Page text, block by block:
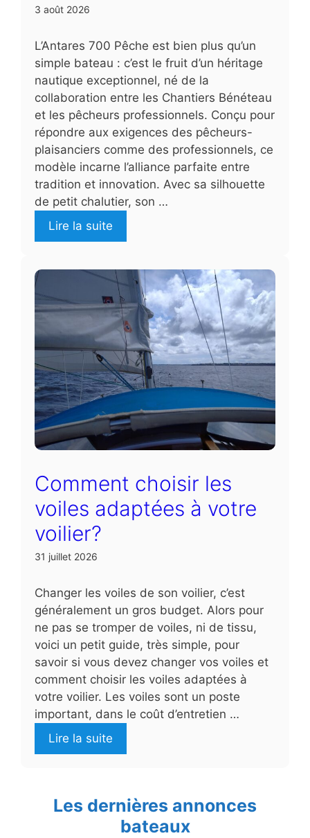
3 août 2026
L’Antares 700 Pêche est bien plus qu’un
simple bateau : c’est le fruit d’un héritage
nautique exceptionnel, né de la
collaboration entre les Chantiers Bénéteau
et les pêcheurs professionnels. Conçu pour
répondre aux exigences des pêcheurs-
plaisanciers comme des professionnels, ce
modèle incarne l’alliance parfaite entre
tradition et innovation. Avec sa silhouette
de petit chalutier, son …
Lire la suite
Comment choisir les
voiles adaptées à votre
voilier?
31 juillet 2026
Changer les voiles de son voilier, c’est
généralement un gros budget. Alors pour
ne pas se tromper de voiles, ni de tissu,
voici un petit guide, très simple, pour
savoir si vous devez changer vos voiles et
comment choisir les voiles adaptées à
votre voilier. Les voiles sont un poste
important, dans le coût d’entretien …
Lire la suite
Les dernières annonces
bateaux